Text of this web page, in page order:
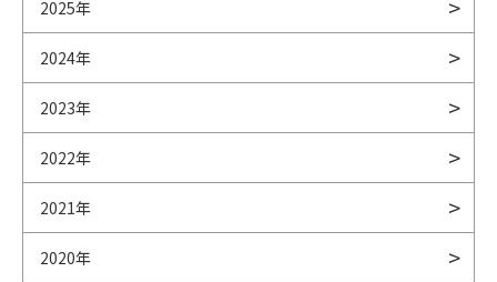
2025年
2024年
2023年
2022年
2021年
2020年